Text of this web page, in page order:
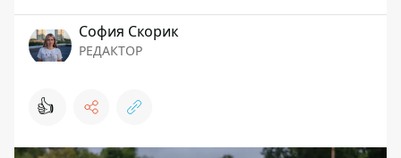
София Скорик
РЕДАКТОР
👍